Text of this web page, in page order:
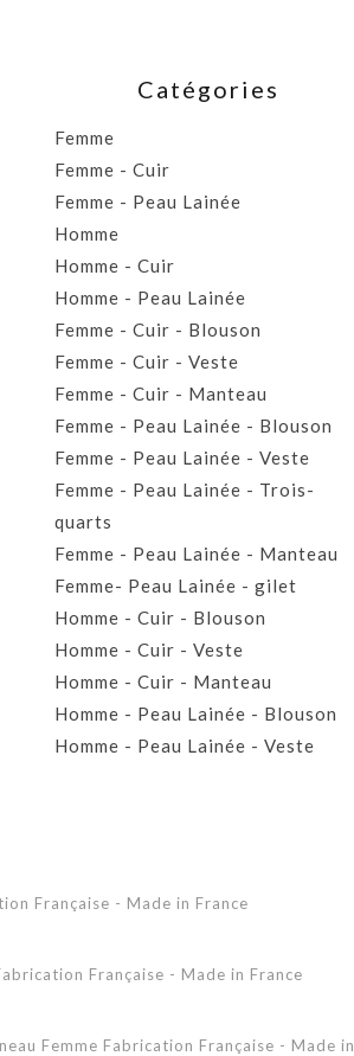
Catégories
Femme
Femme - Cuir
Femme - Peau Lainée
Homme
Homme - Cuir
Homme - Peau Lainée
Femme - Cuir - Blouson
Femme - Cuir - Veste
Femme - Cuir - Manteau
Femme - Peau Lainée - Blouson
Femme - Peau Lainée - Veste
Femme - Peau Lainée - Trois-
quarts
Femme - Peau Lainée - Manteau
Femme- Peau Lainée - gilet
Homme - Cuir - Blouson
Homme - Cuir - Veste
Homme - Cuir - Manteau
Homme - Peau Lainée - Blouson
Homme - Peau Lainée - Veste
Femme - Peau lainée - Coupe Vent
Pantalon
Française - Made in France
Française - Made in France
Femme Fabrication Française - Made in